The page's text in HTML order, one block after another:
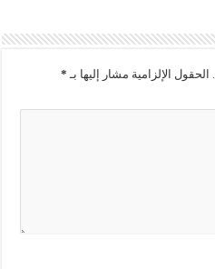
الحقول الإلزامية مشار إليها بـ *